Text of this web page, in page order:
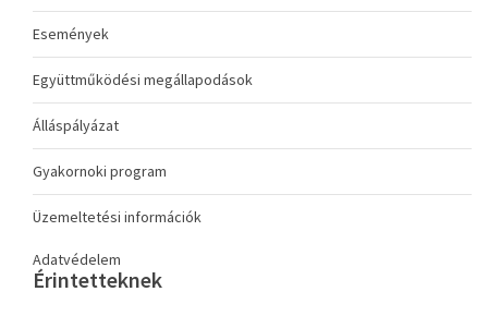
Események
Együttműködési megállapodások
Álláspályázat
Gyakornoki program
Üzemeltetési információk
Adatvédelem
Érintetteknek